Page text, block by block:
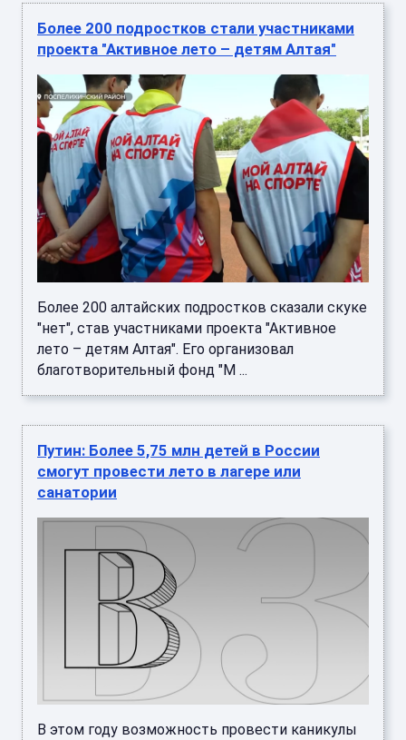
Более 200 подростков стали участниками
проекта "Активное лето – детям Алтая"
Более 200 алтайских подростков сказали скуке
"нет", став участниками проекта "Активное
лето – детям Алтая". Его организовал
благотворительный фонд "М ...
Путин: Более 5,75 млн детей в России
смогут провести лето в лагере или
санатории
В этом году возможность провести каникулы